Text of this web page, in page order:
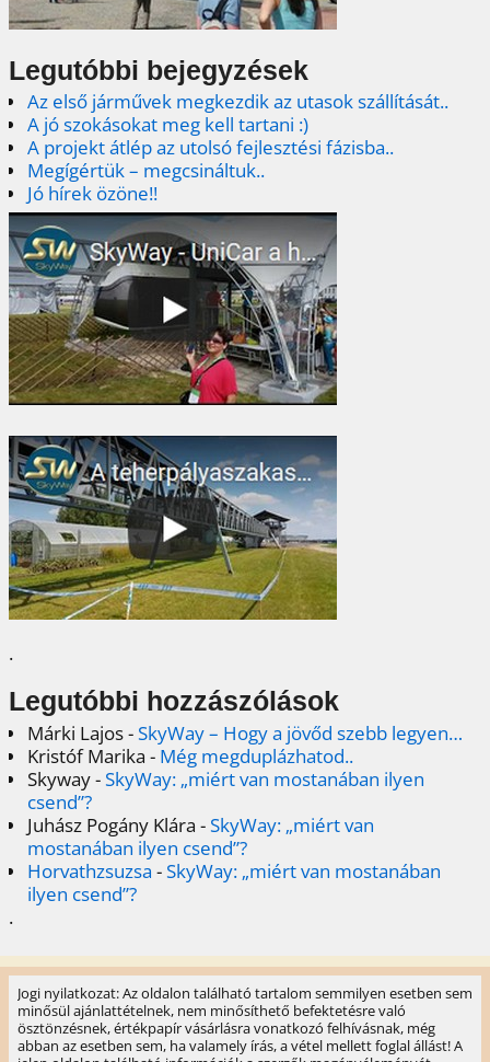
Legutóbbi bejegyzések
Az első járművek megkezdik az utasok szállítását..
A jó szokásokat meg kell tartani :)
A projekt átlép az utolsó fejlesztési fázisba..
Megígértük – megcsináltuk..
Jó hírek özöne!!
.
Legutóbbi hozzászólások
Márki Lajos-SkyWay – Hogy a jövőd szebb legyen…
Kristóf Marika - Még megduplázhatod..
Skyway-SkyWay: „miért van mostanában ilyen
csend”?
Juhász Pogány Klára -SkyWay: „miért van
mostanában ilyen csend”?
Horvathzsuzsa -SkyWay: „miért van mostanában
ilyen csend”?
.
Jogi nyilatkozat: Az oldalon található tartalom semmilyen esetben sem
minősül ajánlattételnek, nem minősíthető befektetésre való
ösztönzésnek, értékpapír vásárlásra vonatkozó felhívásnak, még
abban az esetben sem, ha valamely írás, a vétel mellett foglal állást! A